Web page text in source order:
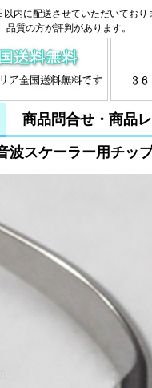
内に配送させていただいてお
質の方が評判があります。
商品問合せ・商品
波スケーラー用チッ